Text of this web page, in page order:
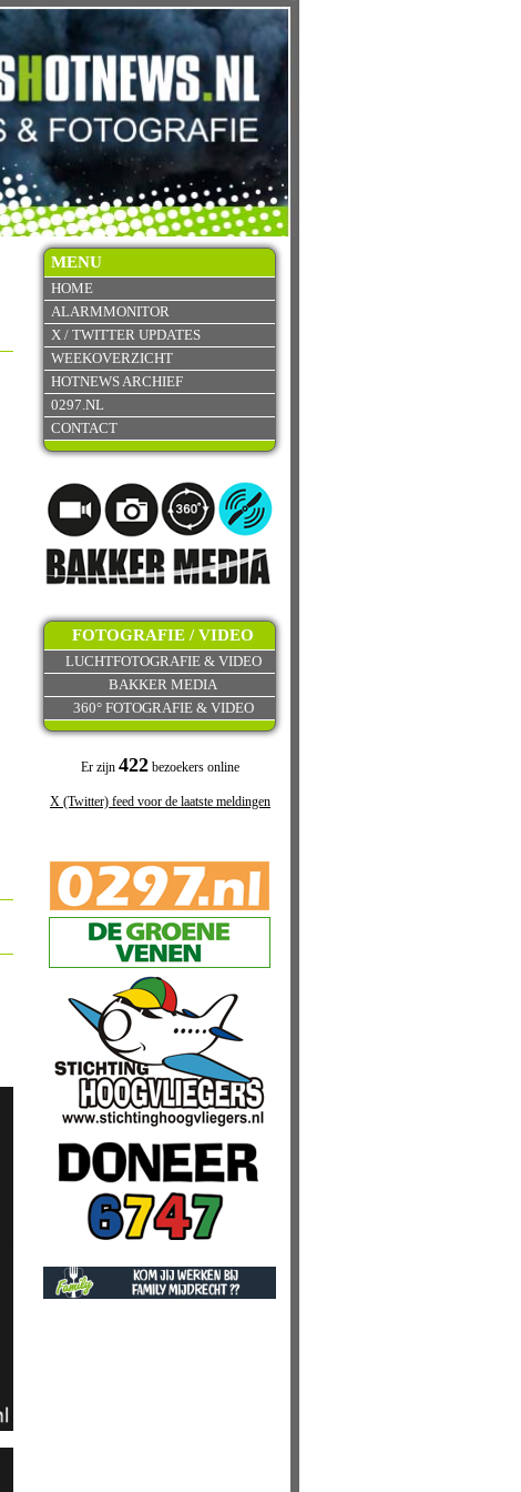
MENU
HOME
ALARMMONITOR
X / TWITTER UPDATES
WEEKOVERZICHT
HOTNEWS ARCHIEF
0297.NL
CONTACT
FOTOGRAFIE / VIDEO
LUCHTFOTOGRAFIE & VIDEO
BAKKER MEDIA
360° FOTOGRAFIE & VIDEO
Er zijn 422bezoekers online
X (Twitter) feed voor de laatste meldingen